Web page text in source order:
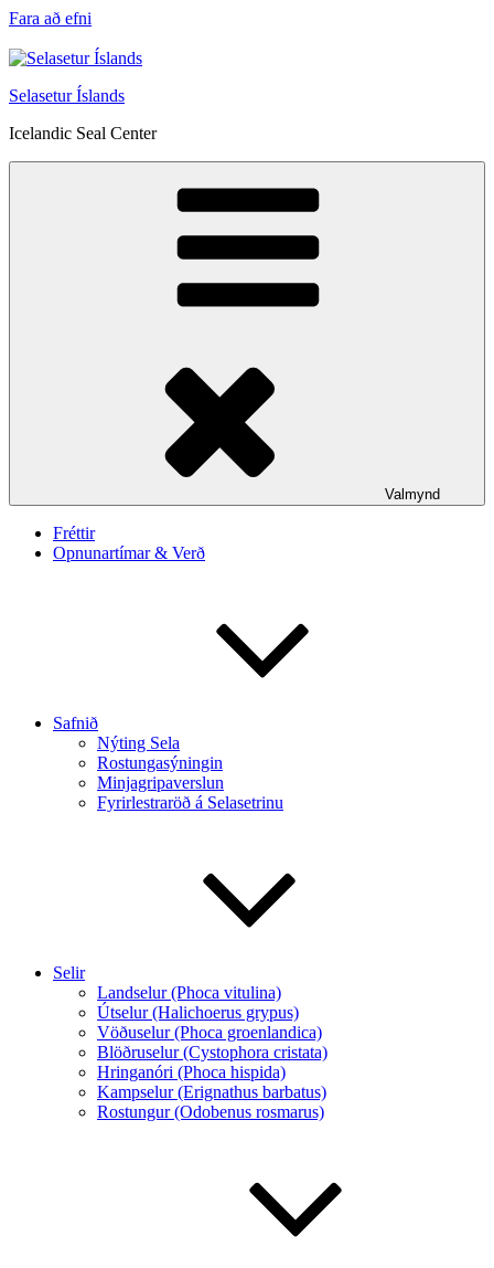
Fara að efni
Selasetur Íslands
Icelandic Seal Center
Valmynd
Fréttir
Opnunartímar & Verð
Safnið
Nýting Sela
Rostungasýningin
Minjagripaverslun
Fyrirlestraröð á Selasetrinu
Selir
Landselur (Phoca vitulina)
Útselur (Halichoerus grypus)
Vöðuselur (Phoca groenlandica)
Blöðruselur (Cystophora cristata)
Hringanóri (Phoca hispida)
Kampselur (Erignathus barbatus)
Rostungur (Odobenus rosmarus)